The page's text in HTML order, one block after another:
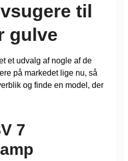
til
gulve
et udvalg af nogle af de
på markedet lige nu, så
og finde en model, der
7